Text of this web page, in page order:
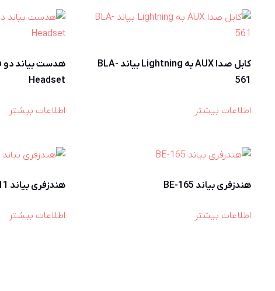
کابل صدا AUX به Lightning بیاند BLA-
561
اطلاعات بیشتر
Headset
اطلاعات بیشتر
هندزفری بیاند BE-165
اطلاعات بیشتر
هندزفری بیاند BE-111
اطلاعات بیشتر